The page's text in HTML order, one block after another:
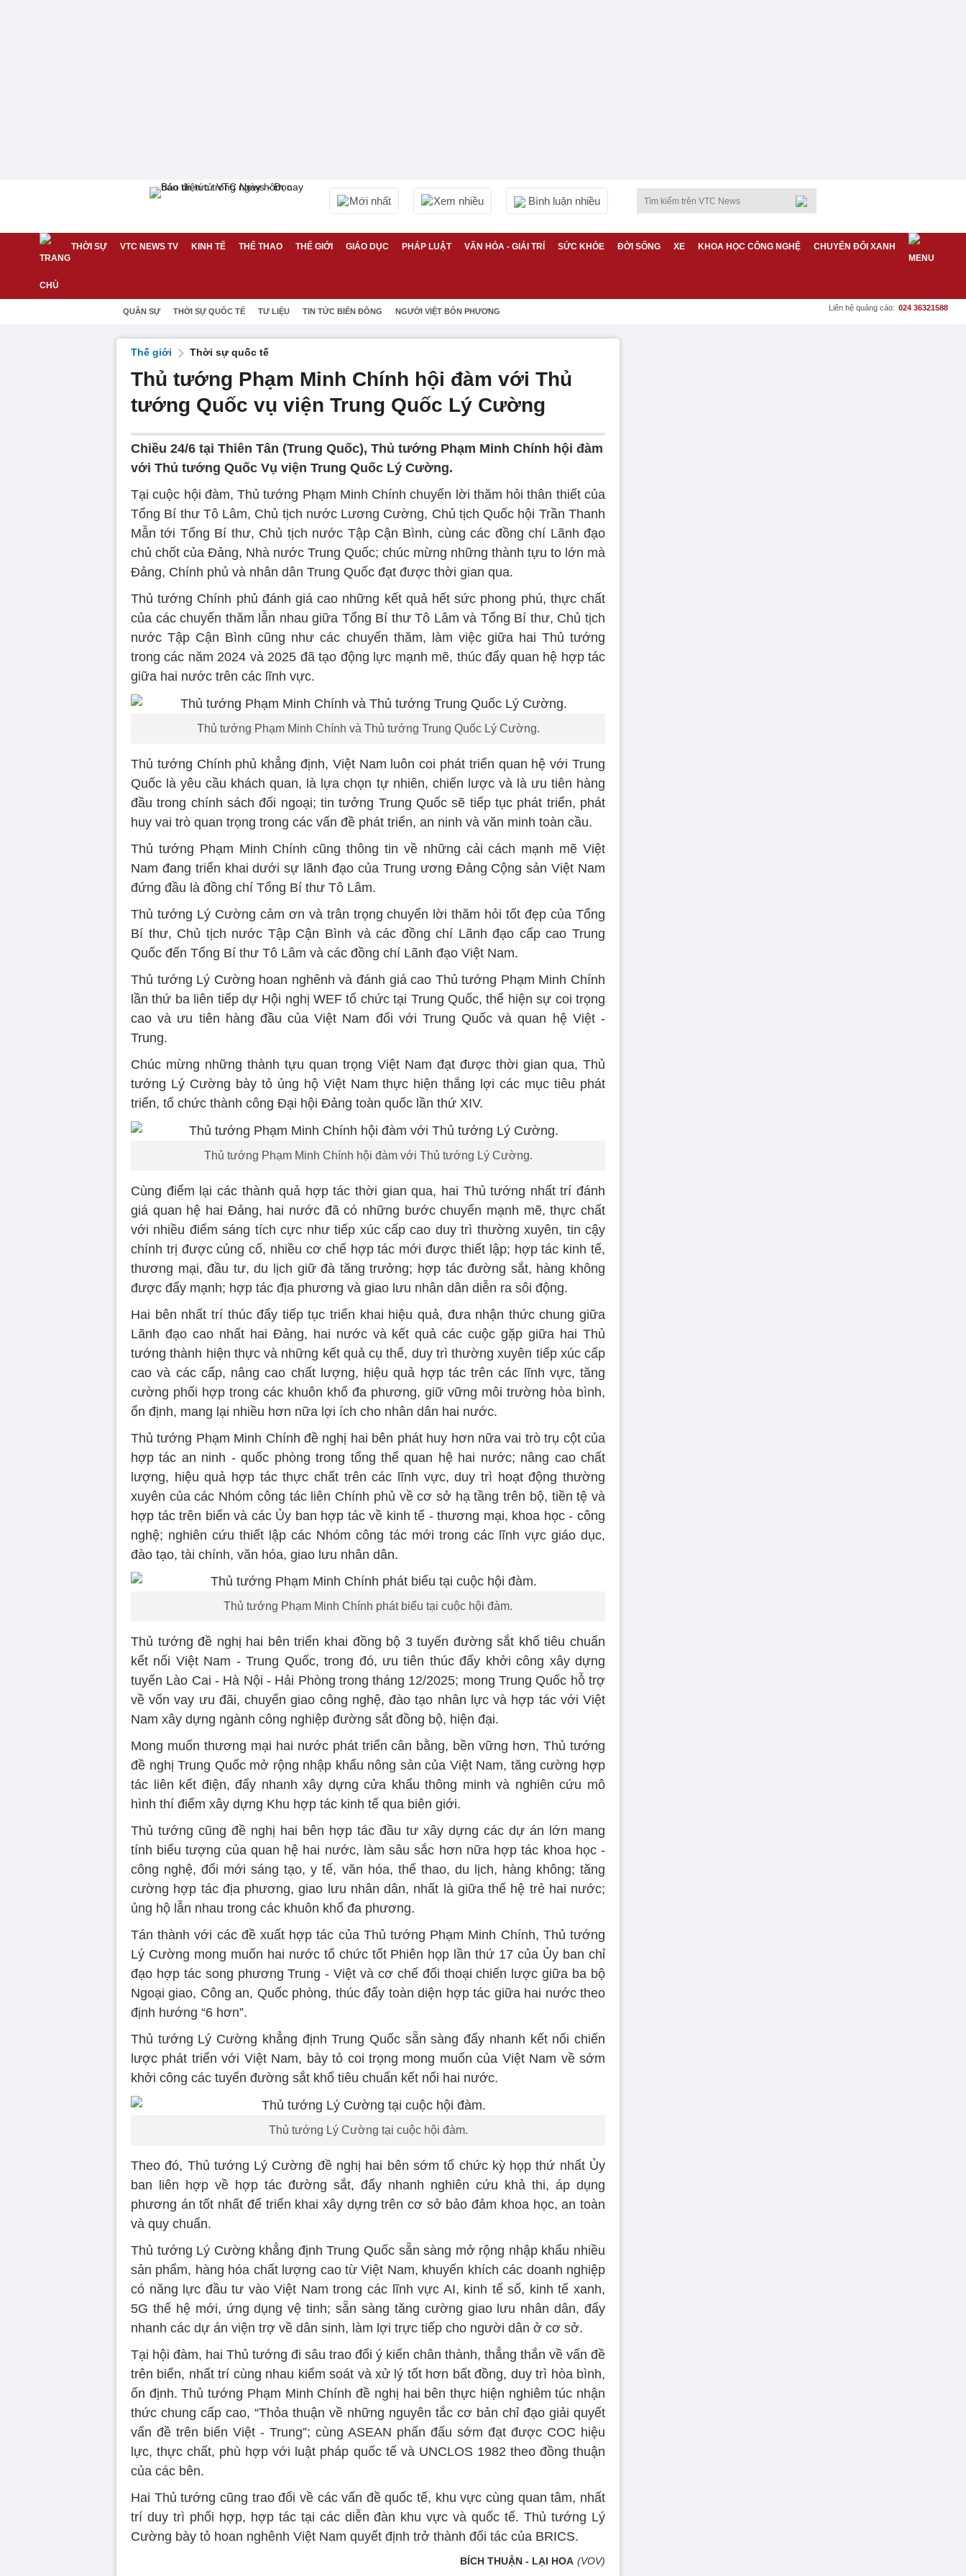
Mới nhất Xem nhiều Bình luận nhiều
THỜI SỰ VTC NEWS TV KINH TẾ THỂ THAO THẾ GIỚI GIÁO DỤC PHÁP LUẬT VĂN HÓA - GIẢI TRÍ SỨC KHỎE ĐỜI SỐNG XE KHOA HỌC CÔNG NGHỆ CHUYỂN ĐỔI XANH
QUÂN SỰ THỜI SỰ QUỐC TẾ TƯ LIỆU TIN TỨC BIỂN ĐÔNG NGƯỜI VIỆT BỐN PHƯƠNG Liên hệ quảng cáo: 024 36321588
Thế giới Thời sự quốc tế
Thủ tướng Phạm Minh Chính hội đàm với Thủ
tướng Quốc vụ viện Trung Quốc Lý Cường
Chiều 24/6 tại Thiên Tân (Trung Quốc), Thủ tướng Phạm Minh Chính hội đàm
với Thủ tướng Quốc Vụ viện Trung Quốc Lý Cường.
Tại cuộc hội đàm, Thủ tướng Phạm Minh Chính chuyển lời thăm hỏi thân thiết của
Tổng Bí thư Tô Lâm, Chủ tịch nước Lương Cường, Chủ tịch Quốc hội Trần Thanh
Mẫn tới Tổng Bí thư, Chủ tịch nước Tập Cận Bình, cùng các đồng chí Lãnh đạo
chủ chốt của Đảng, Nhà nước Trung Quốc; chúc mừng những thành tựu to lớn mà
Đảng, Chính phủ và nhân dân Trung Quốc đạt được thời gian qua.
Thủ tướng Chính phủ đánh giá cao những kết quả hết sức phong phú, thực chất
của các chuyến thăm lẫn nhau giữa Tổng Bí thư Tô Lâm và Tổng Bí thư, Chủ tịch
nước Tập Cận Bình cũng như các chuyến thăm, làm việc giữa hai Thủ tướng
trong các năm 2024 và 2025 đã tạo động lực mạnh mẽ, thúc đẩy quan hệ hợp tác
giữa hai nước trên các lĩnh vực.
Thủ tướng Phạm Minh Chính và Thủ tướng Trung Quốc Lý Cường.
Thủ tướng Chính phủ khẳng định, Việt Nam luôn coi phát triển quan hệ với Trung
Quốc là yêu cầu khách quan, là lựa chọn tự nhiên, chiến lược và là ưu tiên hàng
đầu trong chính sách đối ngoại; tin tưởng Trung Quốc sẽ tiếp tục phát triển, phát
huy vai trò quan trọng trong các vấn đề phát triển, an ninh và văn minh toàn cầu.
Thủ tướng Phạm Minh Chính cũng thông tin về những cải cách mạnh mẽ Việt
Nam đang triển khai dưới sự lãnh đạo của Trung ương Đảng Cộng sản Việt Nam
đứng đầu là đồng chí Tổng Bí thư Tô Lâm.
Thủ tướng Lý Cường cảm ơn và trân trọng chuyển lời thăm hỏi tốt đẹp của Tổng
Bí thư, Chủ tịch nước Tập Cận Bình và các đồng chí Lãnh đạo cấp cao Trung
Quốc đến Tổng Bí thư Tô Lâm và các đồng chí Lãnh đạo Việt Nam.
Thủ tướng Lý Cường hoan nghênh và đánh giá cao Thủ tướng Phạm Minh Chính
lần thứ ba liên tiếp dự Hội nghị WEF tổ chức tại Trung Quốc, thể hiện sự coi trọng
cao và ưu tiên hàng đầu của Việt Nam đối với Trung Quốc và quan hệ Việt -
Trung.
Chúc mừng những thành tựu quan trọng Việt Nam đạt được thời gian qua, Thủ
tướng Lý Cường bày tỏ ủng hộ Việt Nam thực hiện thắng lợi các mục tiêu phát
triển, tổ chức thành công Đại hội Đảng toàn quốc lần thứ XIV.
Thủ tướng Phạm Minh Chính hội đàm với Thủ tướng Lý Cường.
Cùng điểm lại các thành quả hợp tác thời gian qua, hai Thủ tướng nhất trí đánh
giá quan hệ hai Đảng, hai nước đã có những bước chuyển mạnh mẽ, thực chất
với nhiều điểm sáng tích cực như tiếp xúc cấp cao duy trì thường xuyên, tin cậy
chính trị được củng cố, nhiều cơ chế hợp tác mới được thiết lập; hợp tác kinh tế,
thương mại, đầu tư, du lịch giữ đà tăng trưởng; hợp tác đường sắt, hàng không
được đẩy mạnh; hợp tác địa phương và giao lưu nhân dân diễn ra sôi động.
Hai bên nhất trí thúc đẩy tiếp tục triển khai hiệu quả, đưa nhận thức chung giữa
Lãnh đạo cao nhất hai Đảng, hai nước và kết quả các cuộc gặp giữa hai Thủ
tướng thành hiện thực và những kết quả cụ thể, duy trì thường xuyên tiếp xúc cấp
cao và các cấp, nâng cao chất lượng, hiệu quả hợp tác trên các lĩnh vực, tăng
cường phối hợp trong các khuôn khổ đa phương, giữ vững môi trường hòa bình,
ổn định, mang lại nhiều hơn nữa lợi ích cho nhân dân hai nước.
Thủ tướng Phạm Minh Chính đề nghị hai bên phát huy hơn nữa vai trò trụ cột của
hợp tác an ninh - quốc phòng trong tổng thể quan hệ hai nước; nâng cao chất
lượng, hiệu quả hợp tác thực chất trên các lĩnh vực, duy trì hoạt động thường
xuyên của các Nhóm công tác liên Chính phủ về cơ sở hạ tầng trên bộ, tiền tệ và
hợp tác trên biển và các Ủy ban hợp tác về kinh tế - thương mại, khoa học - công
nghệ; nghiên cứu thiết lập các Nhóm công tác mới trong các lĩnh vực giáo dục,
đào tạo, tài chính, văn hóa, giao lưu nhân dân.
Thủ tướng Phạm Minh Chính phát biểu tại cuộc hội đàm.
Thủ tướng đề nghị hai bên triển khai đồng bộ 3 tuyến đường sắt khổ tiêu chuẩn
kết nối Việt Nam - Trung Quốc, trong đó, ưu tiên thúc đẩy khởi công xây dựng
tuyến Lào Cai - Hà Nội - Hải Phòng trong tháng 12/2025; mong Trung Quốc hỗ trợ
về vốn vay ưu đãi, chuyển giao công nghệ, đào tạo nhân lực và hợp tác với Việt
Nam xây dựng ngành công nghiệp đường sắt đồng bộ, hiện đại.
Mong muốn thương mại hai nước phát triển cân bằng, bền vững hơn, Thủ tướng
đề nghị Trung Quốc mở rộng nhập khẩu nông sản của Việt Nam, tăng cường hợp
tác liên kết điện, đẩy nhanh xây dựng cửa khẩu thông minh và nghiên cứu mô
hình thí điểm xây dựng Khu hợp tác kinh tế qua biên giới.
Thủ tướng cũng đề nghị hai bên hợp tác đầu tư xây dựng các dự án lớn mang
tính biểu tượng của quan hệ hai nước, làm sâu sắc hơn nữa hợp tác khoa học -
công nghệ, đổi mới sáng tạo, y tế, văn hóa, thể thao, du lịch, hàng không; tăng
cường hợp tác địa phương, giao lưu nhân dân, nhất là giữa thế hệ trẻ hai nước;
ủng hộ lẫn nhau trong các khuôn khổ đa phương.
Tán thành với các đề xuất hợp tác của Thủ tướng Phạm Minh Chính, Thủ tướng
Lý Cường mong muốn hai nước tổ chức tốt Phiên họp lần thứ 17 của Ủy ban chỉ
đạo hợp tác song phương Trung - Việt và cơ chế đối thoại chiến lược giữa ba bộ
Ngoại giao, Công an, Quốc phòng, thúc đẩy toàn diện hợp tác giữa hai nước theo
định hướng “6 hơn”.
Thủ tướng Lý Cường khẳng định Trung Quốc sẵn sàng đẩy nhanh kết nối chiến
lược phát triển với Việt Nam, bày tỏ coi trọng mong muốn của Việt Nam về sớm
khởi công các tuyến đường sắt khổ tiêu chuẩn kết nối hai nước.
Thủ tướng Lý Cường tại cuộc hội đàm.
Theo đó, Thủ tướng Lý Cường đề nghị hai bên sớm tổ chức kỳ họp thứ nhất Ủy
ban liên hợp về hợp tác đường sắt, đẩy nhanh nghiên cứu khả thi, áp dụng
phương án tốt nhất để triển khai xây dựng trên cơ sở bảo đảm khoa học, an toàn
và quy chuẩn.
Thủ tướng Lý Cường khẳng định Trung Quốc sẵn sàng mở rộng nhập khẩu nhiều
sản phẩm, hàng hóa chất lượng cao từ Việt Nam, khuyến khích các doanh nghiệp
có năng lực đầu tư vào Việt Nam trong các lĩnh vực AI, kinh tế số, kinh tế xanh,
5G thế hệ mới, ứng dụng vệ tinh; sẵn sàng tăng cường giao lưu nhân dân, đẩy
nhanh các dự án viện trợ về dân sinh, làm lợi trực tiếp cho người dân ở cơ sở.
Tại hội đàm, hai Thủ tướng đi sâu trao đổi ý kiến chân thành, thẳng thắn về vấn đề
trên biển, nhất trí cùng nhau kiểm soát và xử lý tốt hơn bất đồng, duy trì hòa bình,
ổn định. Thủ tướng Phạm Minh Chính đề nghị hai bên thực hiện nghiêm túc nhận
thức chung cấp cao, “Thỏa thuận về những nguyên tắc cơ bản chỉ đạo giải quyết
vấn đề trên biển Việt - Trung”; cùng ASEAN phấn đấu sớm đạt được COC hiệu
lực, thực chất, phù hợp với luật pháp quốc tế và UNCLOS 1982 theo đồng thuận
của các bên.
Hai Thủ tướng cũng trao đổi về các vấn đề quốc tế, khu vực cùng quan tâm, nhất
trí duy trì phối hợp, hợp tác tại các diễn đàn khu vực và quốc tế. Thủ tướng Lý
Cường bày tỏ hoan nghênh Việt Nam quyết định trở thành đối tác của BRICS.
BÍCH THUẬN - LẠI HOA (VOV)